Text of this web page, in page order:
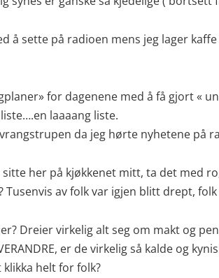
å sette på radioen mens jeg lager
for dagenene med å få gjort «
laaaang liste.
da jeg hørte nyhetene på
her på kjøkkenet mitt, ta det med
Tusenvis av folk var igjen blitt drept,
Dreier virkelig alt seg om makt og
er de virkelig så kalde og
helt for folk?